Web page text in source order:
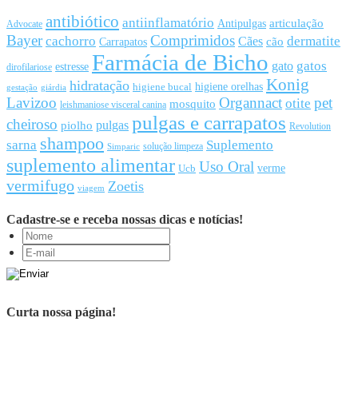
Advocate antibiótico antiinflamatório Antipulgas articulação
Bayer cachorro Carrapatos Comprimidos Cães cão dermatite
dirofilariose estresse Farmácia de Bicho gato gatos
gestação giárdia hidratação higiene bucal higiene orelhas Konig
Lavizoo leishmaniose visceral canina mosquito Organnact otite pet
cheiroso piolho pulgas pulgas e carrapatos Revolution
sarna shampoo Simparic solução limpeza Suplemento
suplemento alimentar Ucb Uso Oral verme
vermifugo viagem Zoetis
Cadastre-se e receba nossas dicas e notícias!
Curta nossa página!